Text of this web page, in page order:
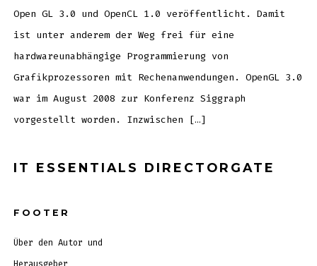
Open GL 3.0 und OpenCL 1.0 veröffentlicht. Damit
ist unter anderem der Weg frei für eine
hardwareunabhängige Programmierung von
Grafikprozessoren mit Rechenanwendungen. OpenGL 3.0
war im August 2008 zur Konferenz Siggraph
vorgestellt worden. Inzwischen […]
IT ESSENTIALS DIRECTORGATE
FOOTER
Über den Autor und